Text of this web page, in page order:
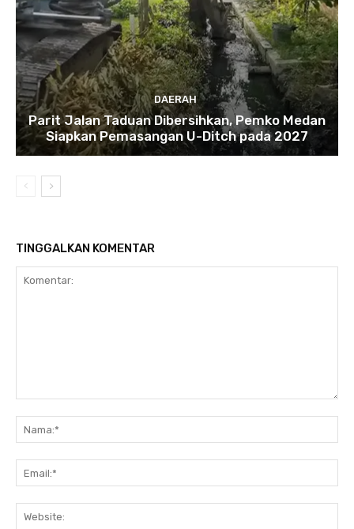
DAERAH
Parit Jalan Taduan Dibersihkan, Pemko Medan
Siapkan Pemasangan U-Ditch pada 2027
TINGGALKAN KOMENTAR